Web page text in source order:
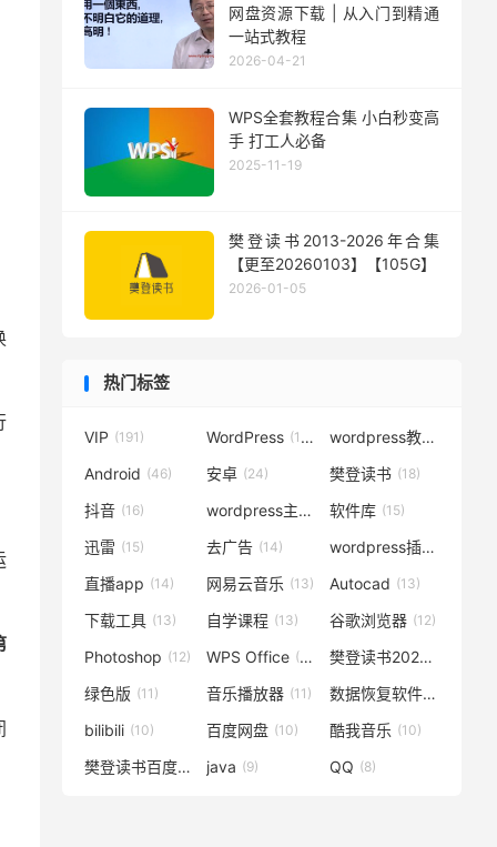
网盘资源下载 | 从入门到精通
一站式教程
2026-04-21
WPS全套教程合集 小白秒变高
手 打工人必备
2025-11-19
樊登读书2013-2026年合集
【更至20260103】【105G】
2026-01-05
热门标签
VIP (191) WordPress (119) wordpress教程
Android (46) 安卓 (24) 樊登读书 (18)
抖音 (16) wordpress主题 (15)
软件库 (15)
迅雷 (15) 去广告 (14) wordpress插件
直播app (14) 网易云音乐 (13) Autocad (13)
下载工具 (13) 自学课程 (13) 谷歌浏览器 (12)
Photoshop (12) WPS Office (12) 樊登读书2020
绿色版 (11) 音乐播放器 (11) 数据恢复软件(11)
bilibili (10) 百度网盘 (10) 酷我音乐 (10)
樊登读书百度云 (10)
java (9) QQ (8)